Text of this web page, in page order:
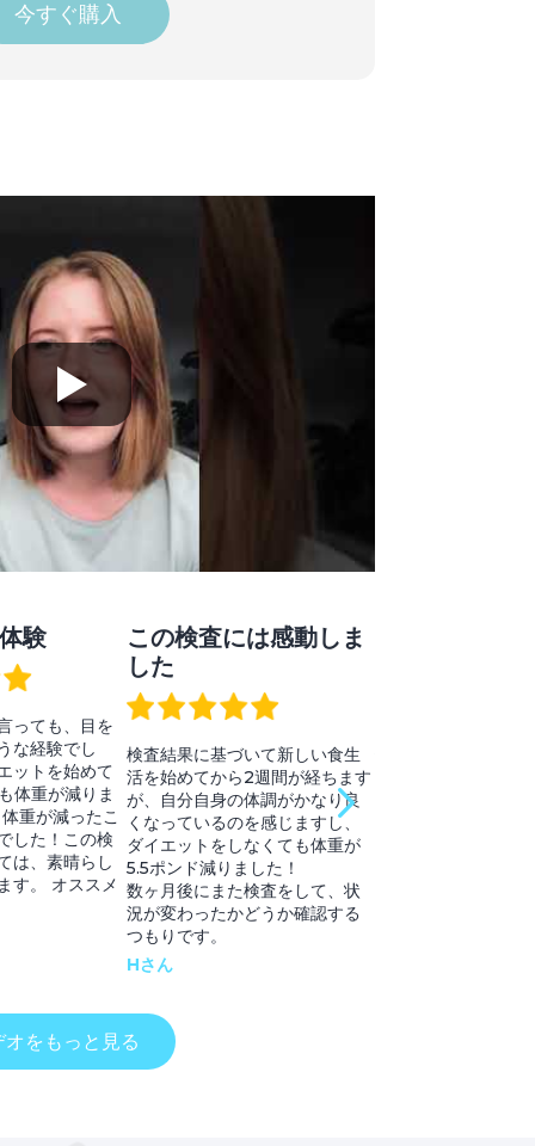
今すぐ購入
験
っても、目を
な経験でし
ットを始めて
体重が減りま
重が減ったこ
した！この検
は、素晴らし
す。 オススメ
この検査には感動しま
した
検査結果に基づいて新しい食生
活を始めてから2週間が経ちます
が、自分自身の体調がかなり良
くなっているのを感じますし、
ダイエットをしなくても体重が
5.5ポンド減りました！
数ヶ月後にまた検査をして、状
況が変わったかどうか確認する
つもりです。
Hさん
オをもっと見る